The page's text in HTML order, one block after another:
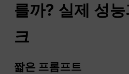
를까? 실제 성
크
짧은 프롬프트